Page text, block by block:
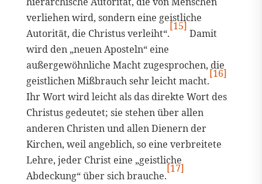
verliehen wird, sondern eine geistliche
Autorität, die Christus verleiht“.
[15]
Damit
wird den „neuen Aposteln“ eine
außergewöhnliche Macht zugesprochen, die
geistlichen Mißbrauch sehr leicht macht.
[16]
Ihr Wort wird leicht als das direkte Wort des
Christus gedeutet; sie stehen über allen
anderen Christen und allen Dienern der
Kirchen, weil angeblich, so eine verbreitete
Lehre, jeder Christ eine „geistliche
Abdeckung“ über sich brauche.
[17]